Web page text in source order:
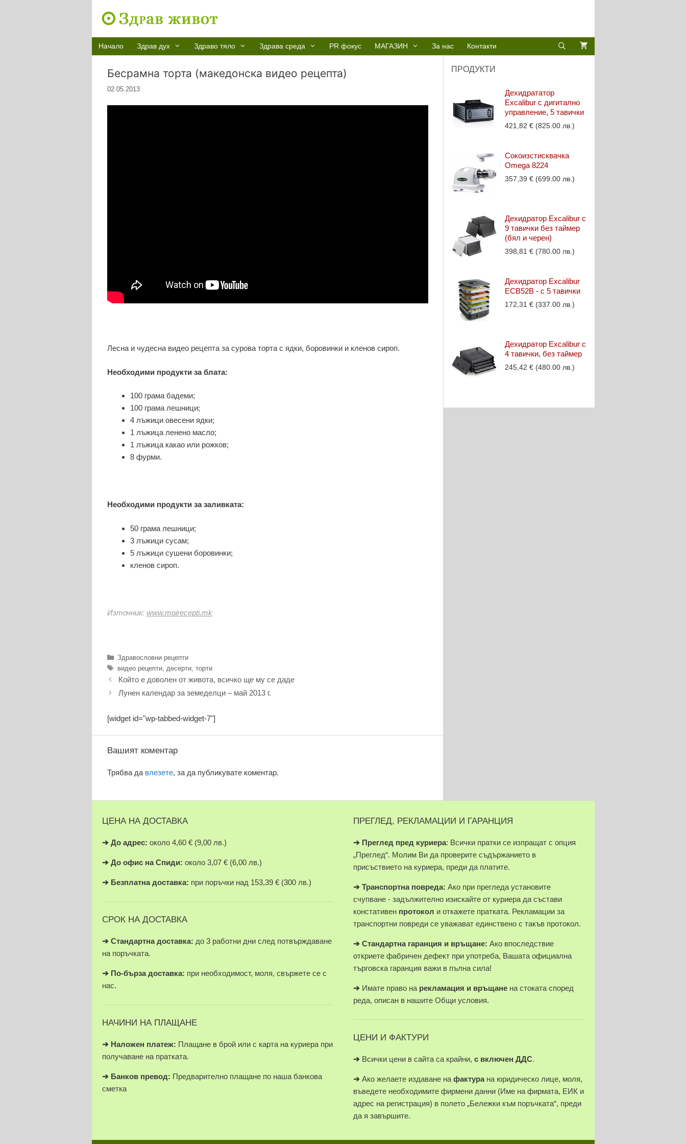
Начало Здрав дух Здраво тяло Здрава среда PR фокус МАГАЗИН За нас Контакти
Бесрамна торта (македонска видео рецепта)
02.05.2013
Лесна и чудесна видео рецепта за сурова торта с ядки, боровинки и кленов сироп.
Необходими продукти за блата:
100 грама бадеми;
100 грама лешници;
4 лъжици овесени ядки;
1 лъжица ленено масло;
1 лъжица какао или рожков;
8 фурми.
Необходими продукти за заливката:
50 грама лешници;
3 лъжици сусам;
5 лъжици сушени боровинки;
кленов сироп.
Източник: www.moirecepti.mk
Категории
Здравословни рецепти
Етикети
видео рецепти десерти ,торти
Който е доволен от живота, всичко ще му се даде
Лунен календар за земеделци – май 2013 г.
[widget id="wp-tabbed-widget-7"]
Вашият коментар
Трябва да влезете, за да публикувате коментар.
ПРОДУКТИ
Дехидрататор
Excalibur с дигитално
управление, 5 тавички
421,82 € (825.00 лв.)
Сокоизстисквачка
Omega 8224
357,39 € (699.00 лв.)
Дехидратор Excalibur с
9 тавички без таймер
(бял и черен)
398,81 € (780.00 лв.)
Дехидратор Excalibur
ECB52B - с 5 тавички
172,31 € (337.00 лв.)
Дехидратор Excalibur с
4 тавички, без таймер
245,42 € (480.00 лв.)
ЦЕНА НА ДОСТАВКА
➔ До адрес: около 4,60 € (9,00 лв.)
➔ До офис на Спиди: около 3,07 € (6,00 лв.)
➔ Безплатна доставка: при поръчки над 153,39 € (300 лв.)
СРОК НА ДОСТАВКА
➔ Стандартна доставка: до 3 работни дни след потвърждаване
на поръчката.
➔ По-бърза доставка: при необходимост, моля, свържете се с
нас.
НАЧИНИ НА ПЛАЩАНЕ
➔ Наложен платеж: Плащане в брой или с карта на куриера при
получаване на пратката.
➔ Банков превод: Предварително плащане по наша банкова
сметка
ПРЕГЛЕД, РЕКЛАМАЦИИ И ГАРАНЦИЯ
➔ Преглед пред куриера: Всички пратки се изпращат с опция
„Преглед“. Молим Ви да проверите съдържанието в
присъствието на куриера, преди да платите.
➔ Транспортна повреда: Ако при прегледа установите
счупване - задължително изискайте от куриера да състави
констативен протокол и откажете пратката. Рекламации за
транспортни повреди се уважават единствено с такъв протокол.
➔ Стандартна гаранция и връщане: Ако впоследствие
откриете фабричен дефект при употреба, Вашата официална
търговска гаранция важи в пълна сила!
➔ Имате право на рекламация и връщане на стоката според
реда, описан в нашите Общи условия.
ЦЕНИ И ФАКТУРИ
➔ Всички цени в сайта са крайни, с включен ДДС.
➔ Ако желаете издаване на фактура на юридическо лице, моля,
въведете необходимите фирмени данни (Име на фирмата, ЕИК и
адрес на регистрация) в полето „Бележки към поръчката“, преди
да я завършите.